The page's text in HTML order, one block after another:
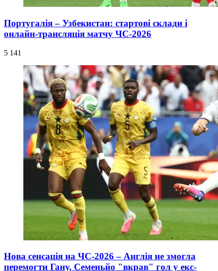
Португалія – Узбекистан: стартові склади і
онлайн-трансляція матчу ЧС-2026
5 141
Нова сенсація на ЧС-2026 – Англія не змогла
перемогти Гану, Семеньйо "вкрав" гол у екс-